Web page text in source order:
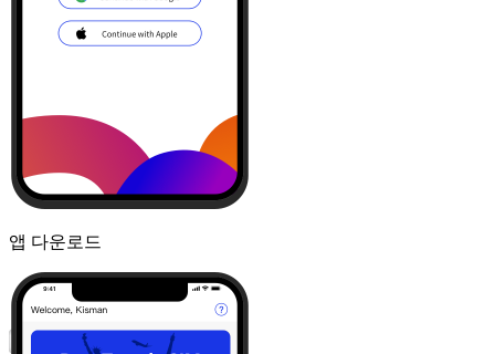
앱 다운로드